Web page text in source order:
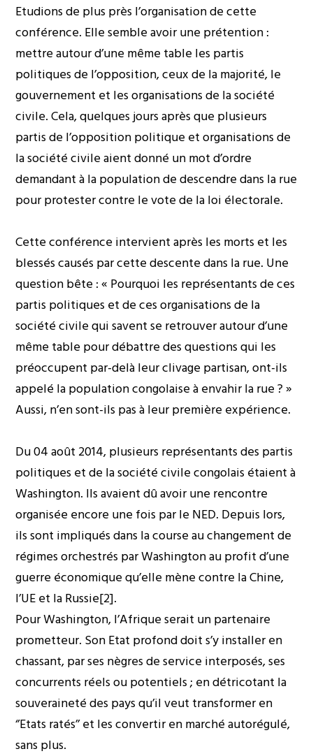
Etudions de plus près l’organisation de cette
conférence. Elle semble avoir une prétention :
mettre autour d’une même table les partis
politiques de l’opposition, ceux de la majorité, le
gouvernement et les organisations de la société
civile. Cela, quelques jours après que plusieurs
partis de l’opposition politique et organisations de
la société civile aient donné un mot d’ordre
demandant à la population de descendre dans la rue
pour protester contre le vote de la loi électorale.
Cette conférence intervient après les morts et les
blessés causés par cette descente dans la rue. Une
question bête : « Pourquoi les représentants de ces
partis politiques et de ces organisations de la
société civile qui savent se retrouver autour d’une
même table pour débattre des questions qui les
préoccupent par-delà leur clivage partisan, ont-ils
appelé la population congolaise à envahir la rue ? »
Aussi, n’en sont-ils pas à leur première expérience.
Du 04 août 2014, plusieurs représentants des partis
politiques et de la société civile congolais étaient à
Washington. Ils avaient dû avoir une rencontre
organisée encore une fois par le NED. Depuis lors,
ils sont impliqués dans la course au changement de
régimes orchestrés par Washington au profit d’une
guerre économique qu’elle mène contre la Chine,
l’UE et la Russie[2].
Pour Washington, l’Afrique serait un partenaire
prometteur. Son Etat profond doit s’y installer en
chassant, par ses nègres de service interposés, ses
concurrents réels ou potentiels ; en détricotant la
souveraineté des pays qu’il veut transformer en
‘’Etats ratés’’ et les convertir en marché autorégulé,
sans plus.